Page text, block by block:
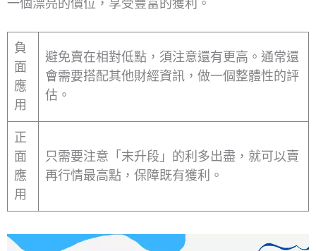
一個漂亮的價位，享受豐富的獲利。
負
面
應
用
避免賣在相對低點，須注意還有更高。通常還
會需要搭配其他財經資訊，做一個整體性的評
估。
正
面
應
用
只需要注意「末升段」的利多出盡，就可以賣
再行情最高點，保障既有獲利。